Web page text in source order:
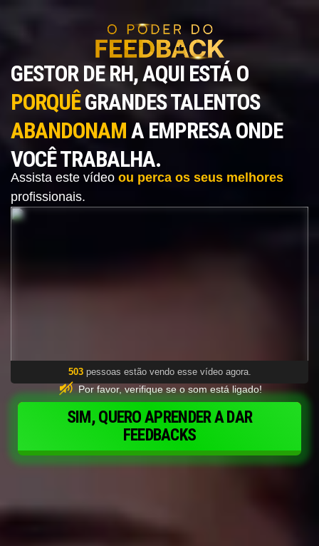
GESTOR DE RH, AQUI ESTÁ O
PORQUÊGRANDES TALENTOS
ABANDONAMA EMPRESA ONDE
VOCÊ TRABALHA.
Assista este vídeo ou perca os seus melhores
profissionais.
503pessoas estão vendo esse vídeo agora.
Por favor, verifique se o som está ligado!
SIM, QUERO APRENDER A DAR
FEEDBACKS